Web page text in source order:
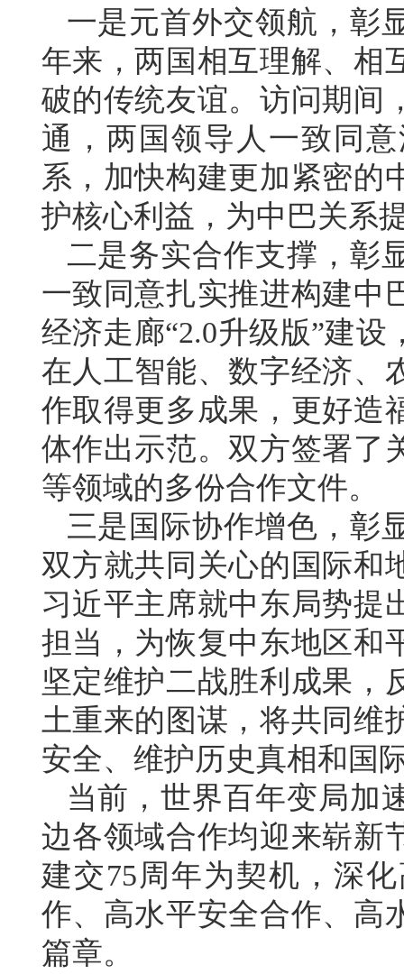
一是元首外交领航，彰
年来，两国相互理解、相
破的传统友谊。访问期间
通，两国领导人一致同
系，加快构建更加紧密的
护核心利益，为中巴关系
二是务实合作支撑，彰
一致同意扎实推进构建中
经济走廊“2.0升级版”建
在人工智能、数字经济、
作取得更多成果，更好造
体作出示范。双方签署了
等领域的多份合作文件。
三是国际协作增色，彰
双方就共同关心的国际和
习近平主席就中东局势提
担当，为恢复中东地区和
坚定维护二战胜利成果，
土重来的图谋，将共同维
安全、维护历史真相和国
当前，世界百年变局加
边各领域合作均迎来崭新
建交75周年为契机，深
作、高水平安全合作、高
篇章。